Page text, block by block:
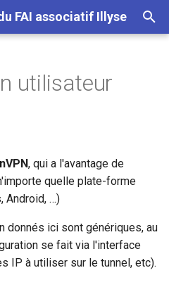
FAI associatif Illyse
utilisateur
, qui a l'avantage de
quelle plate-forme
Android, …)
donnés ici sont génériques, au
se fait via l'interface
IP à utiliser sur le tunnel, etc).